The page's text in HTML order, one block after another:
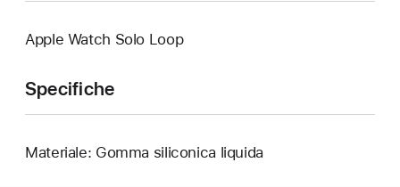
Apple Watch Solo Loop
Specifiche
Materiale: Gomma siliconica liquida